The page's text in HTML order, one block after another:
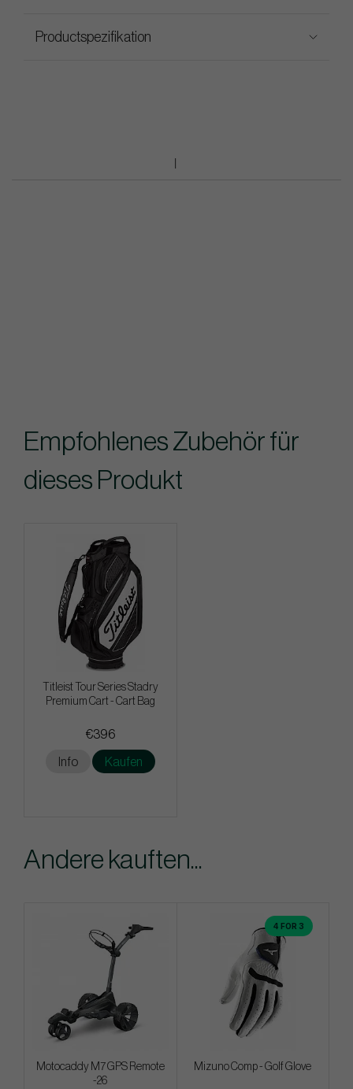
Productspezifikation
Empfohlenes Zubehör für
dieses Produkt
Titleist Tour Series Stadry
Premium Cart - Cart Bag
€396
Info Kaufen
Andere kauften...
Motocaddy M7 GPS Remote
-26
4 FOR 3
Mizuno Comp - Golf Glove